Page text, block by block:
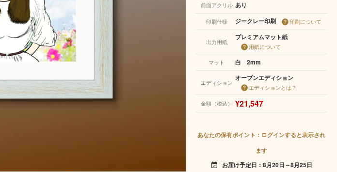
前面アクリル あり
印刷仕様 ジークレー印刷 印刷について
出力用紙
プレミアムマット紙
用紙について
マット
白 2mm
エディション
オープンエディション
エディションとは？
金額（税込） ¥21,547
あなたの保有ポイント：ログインすると表示され
ます
event_available お届け予定日：8月20日～8月25日